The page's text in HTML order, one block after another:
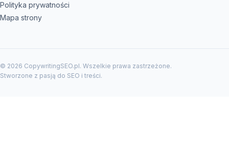
Polityka prywatności
Mapa strony
© 2026 CopywritingSEO.pl. Wszelkie prawa zastrzeżone.
Stworzone z pasją do SEO i treści.